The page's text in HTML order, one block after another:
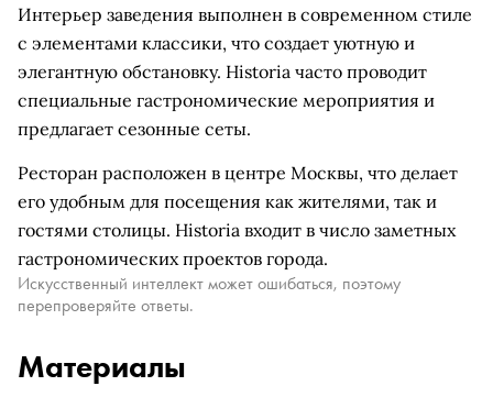
Интерьер заведения выполнен в современном стиле
с элементами классики, что создает уютную и
элегантную обстановку. Historia часто проводит
специальные гастрономические мероприятия и
предлагает сезонные сеты.
Ресторан расположен в центре Москвы, что делает
его удобным для посещения как жителями, так и
гостями столицы. Historia входит в число заметных
гастрономических проектов города.
Искусственный интеллект может ошибаться, поэтому
перепроверяйте ответы.
Материалы